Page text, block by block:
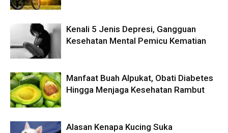
Kenali 5 Jenis Depresi, Gangguan
Kesehatan Mental Pemicu Kematian
Manfaat Buah Alpukat, Obati Diabetes
Hingga Menjaga Kesehatan Rambut
Alasan Kenapa Kucing Suka